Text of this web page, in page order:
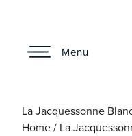
Menu
La Jacquessonne
Home/ La